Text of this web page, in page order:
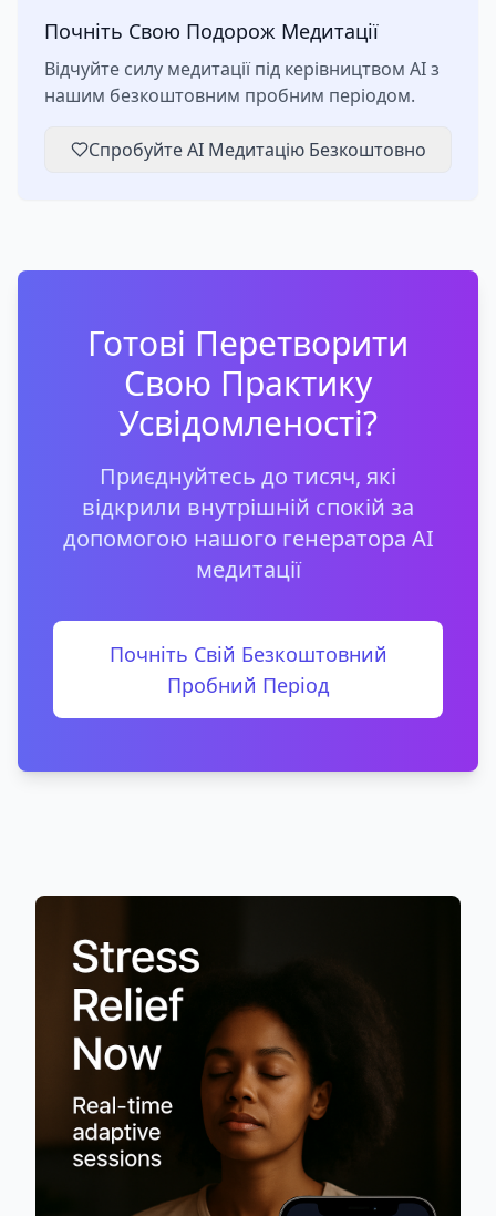
Почніть Свою Подорож Медитації
Відчуйте силу медитації під керівництвом AI з
нашим безкоштовним пробним періодом.
Спробуйте AI Медитацію Безкоштовно
Готові Перетворити
Свою Практику
Усвідомленості?
Приєднуйтесь до тисяч, які
відкрили внутрішній спокій за
допомогою нашого генератора AI
медитації
Почніть Свій Безкоштовний
Пробний Період